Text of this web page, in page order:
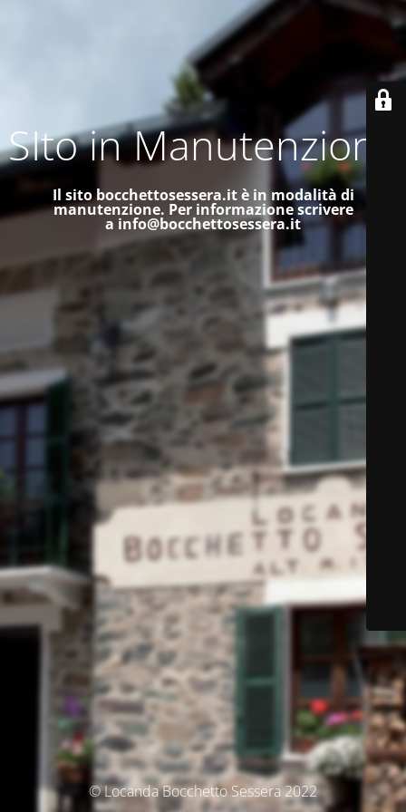
SIto in Manutenzione
Il sito bocchettosessera.it è in modalità di
manutenzione. Per informazione scrivere
a info@bocchettosessera.it
© Locanda Bocchetto Sessera 2022